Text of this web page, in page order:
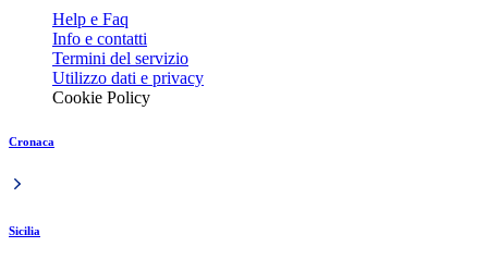
Help e Faq
Info e contatti
Termini del servizio
Utilizzo dati e privacy
Cookie Policy
Cronaca
Sicilia